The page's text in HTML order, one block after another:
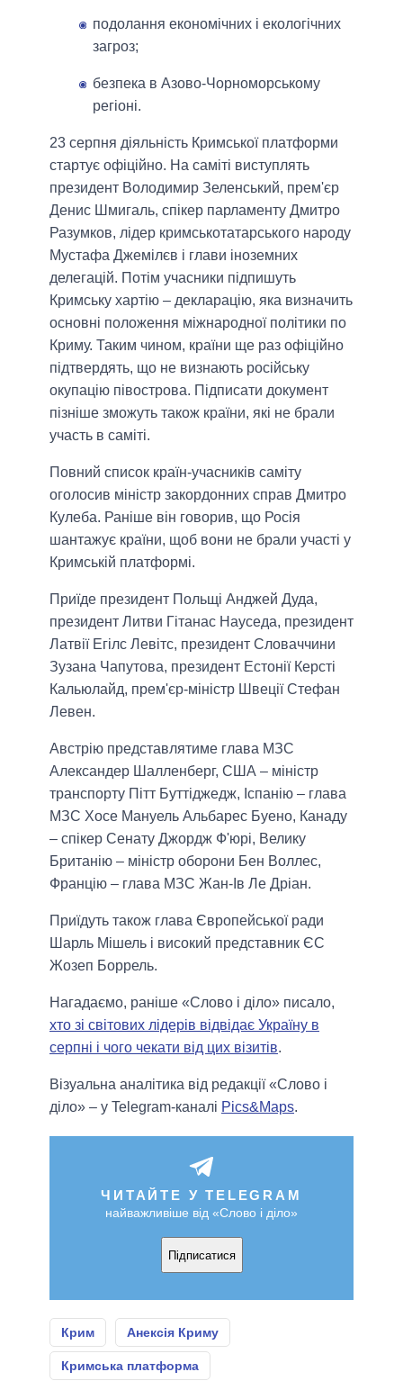
подолання економічних і екологічних
загроз;
безпека в Азово-Чорноморському
регіоні.
23 серпня діяльність Кримської платформи
стартує офіційно. На саміті виступлять
президент Володимир Зеленський, прем'єр
Денис Шмигаль, спікер парламенту Дмитро
Разумков, лідер кримськотатарського народу
Мустафа Джемілєв і глави іноземних
делегацій. Потім учасники підпишуть
Кримську хартію – декларацію, яка визначить
основні положення міжнародної політики по
Криму. Таким чином, країни ще раз офіційно
підтвердять, що не визнають російську
окупацію півострова. Підписати документ
пізніше зможуть також країни, які не брали
участь в саміті.
Повний список країн-учасників саміту
оголосив міністр закордонних справ Дмитро
Кулеба. Раніше він говорив, що Росія
шантажує країни, щоб вони не брали участі у
Кримській платформі.
Приїде президент Польщі Анджей Дуда,
президент Литви Гітанас Науседа, президент
Латвії Егілс Левітс, президент Словаччини
Зузана Чапутова, президент Естонії Керсті
Кальюлайд, прем'єр-міністр Швеції Стефан
Левен.
Австрію представлятиме глава МЗС
Александер Шалленберг, США – міністр
транспорту Пітт Буттіджедж, Іспанію – глава
МЗС Хосе Мануель Альбарес Буено, Канаду
– спікер Сенату Джордж Ф'юрі, Велику
Британію – міністр оборони Бен Воллес,
Францію – глава МЗС Жан-Ів Ле Дріан.
Приїдуть також глава Європейської ради
Шарль Мішель і високий представник ЄС
Жозеп Боррель.
Нагадаємо, раніше «Слово і діло» писало,
хто зі світових лідерів відвідає Україну в
серпні і чого чекати від цих візитів.
Візуальна аналітика від редакції «Слово і
діло» – у Telegram-каналі Pics&Maps.
ЧИТАЙТЕ У TELEGRAM
найважливіше від «Слово і діло»
Підписатися
Крим Анексія Криму
Кримська платформа